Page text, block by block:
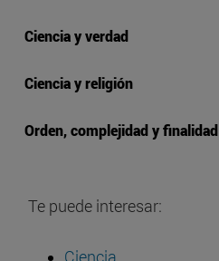
Ciencia y verdad
Ciencia y religión
Orden, complejidad y finalidad
Te puede interesar:
Ciencia